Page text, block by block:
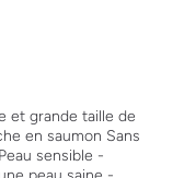
et grande taille de
en saumon Sans
sensible -